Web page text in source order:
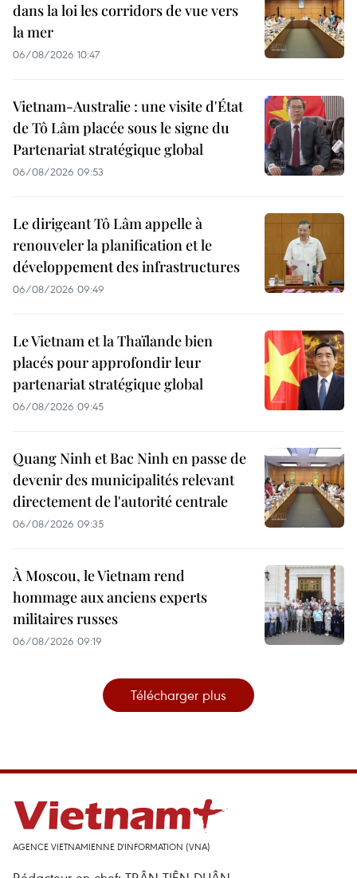
dans la loi les corridors de vue vers
la mer
06/08/2026 10:47
Vietnam-Australie : une visite d'État
de Tô Lâm placée sous le signe du
Partenariat stratégique global
06/08/2026 09:53
Le dirigeant Tô Lâm appelle à
renouveler la planification et le
développement des infrastructures
06/08/2026 09:49
Le Vietnam et la Thaïlande bien
placés pour approfondir leur
partenariat stratégique global
06/08/2026 09:45
Quang Ninh et Bac Ninh en passe de
devenir des municipalités relevant
directement de l'autorité centrale
06/08/2026 09:35
À Moscou, le Vietnam rend
hommage aux anciens experts
militaires russes
06/08/2026 09:19
Télécharger plus
AGENCE VIETNAMIENNE D'INFORMATION (VNA)